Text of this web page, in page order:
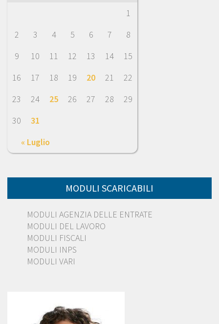
« Luglio
1
2
3 4 5 6 7
8
9
10 11 12 13 14
15
16
17 18 19 20 21
22
23
24 25 26 27 28
29
30
31
MODULI SCARICABILI
MODULI AGENZIA DELLE ENTRATE
MODULI DEL LAVORO
MODULI FISCALI
MODULI INPS
MODULI VARI